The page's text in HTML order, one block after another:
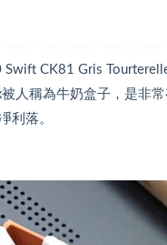
CK81 Gris
被人稱為牛奶盒子，是非
利落。